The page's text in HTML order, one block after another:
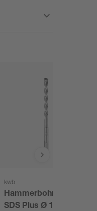
kwb
Hammerbohrer HB2
SDS Plus Ø 10 x 160